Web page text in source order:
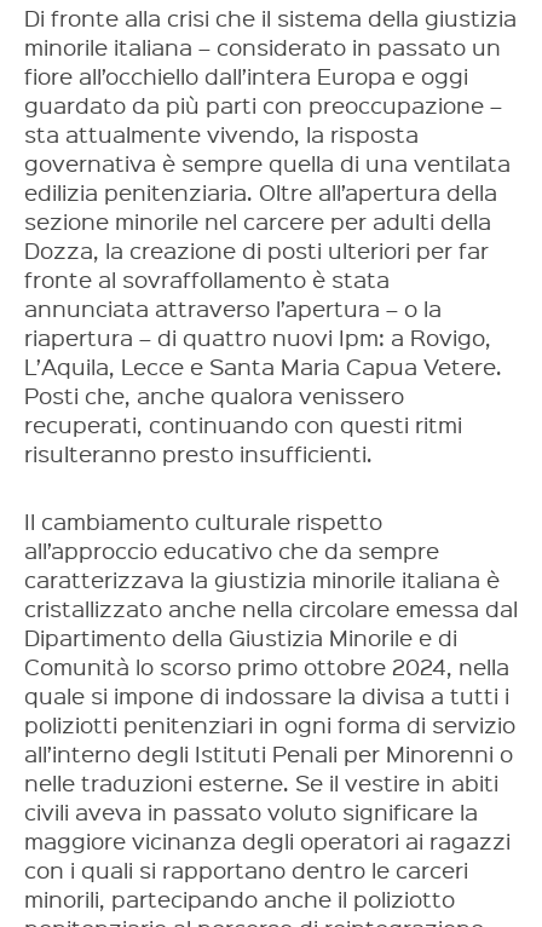
Di fronte alla crisi che il sistema della giustizia
minorile italiana – considerato in passato un
fiore all’occhiello dall’intera Europa e oggi
guardato da più parti con preoccupazione –
sta attualmente vivendo, la risposta
governativa è sempre quella di una ventilata
edilizia penitenziaria. Oltre all’apertura della
sezione minorile nel carcere per adulti della
Dozza, la creazione di posti ulteriori per far
fronte al sovraffollamento è stata
annunciata attraverso l’apertura – o la
riapertura – di quattro nuovi Ipm: a Rovigo,
L’Aquila, Lecce e Santa Maria Capua Vetere.
Posti che, anche qualora venissero
recuperati, continuando con questi ritmi
risulteranno presto insufficienti.
Il cambiamento culturale rispetto
all’approccio educativo che da sempre
caratterizzava la giustizia minorile italiana è
cristallizzato anche nella circolare emessa dal
Dipartimento della Giustizia Minorile e di
Comunità lo scorso primo ottobre 2024, nella
quale si impone di indossare la divisa a tutti i
poliziotti penitenziari in ogni forma di servizio
all’interno degli Istituti Penali per Minorenni o
nelle traduzioni esterne. Se il vestire in abiti
civili aveva in passato voluto significare la
maggiore vicinanza degli operatori ai ragazzi
con i quali si rapportano dentro le carceri
minorili, partecipando anche il poliziotto